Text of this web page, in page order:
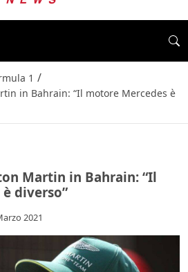
1 /
in Bahrain: “Il motore Mercedes è
Martin in Bahrain: “Il
diverso”
2021